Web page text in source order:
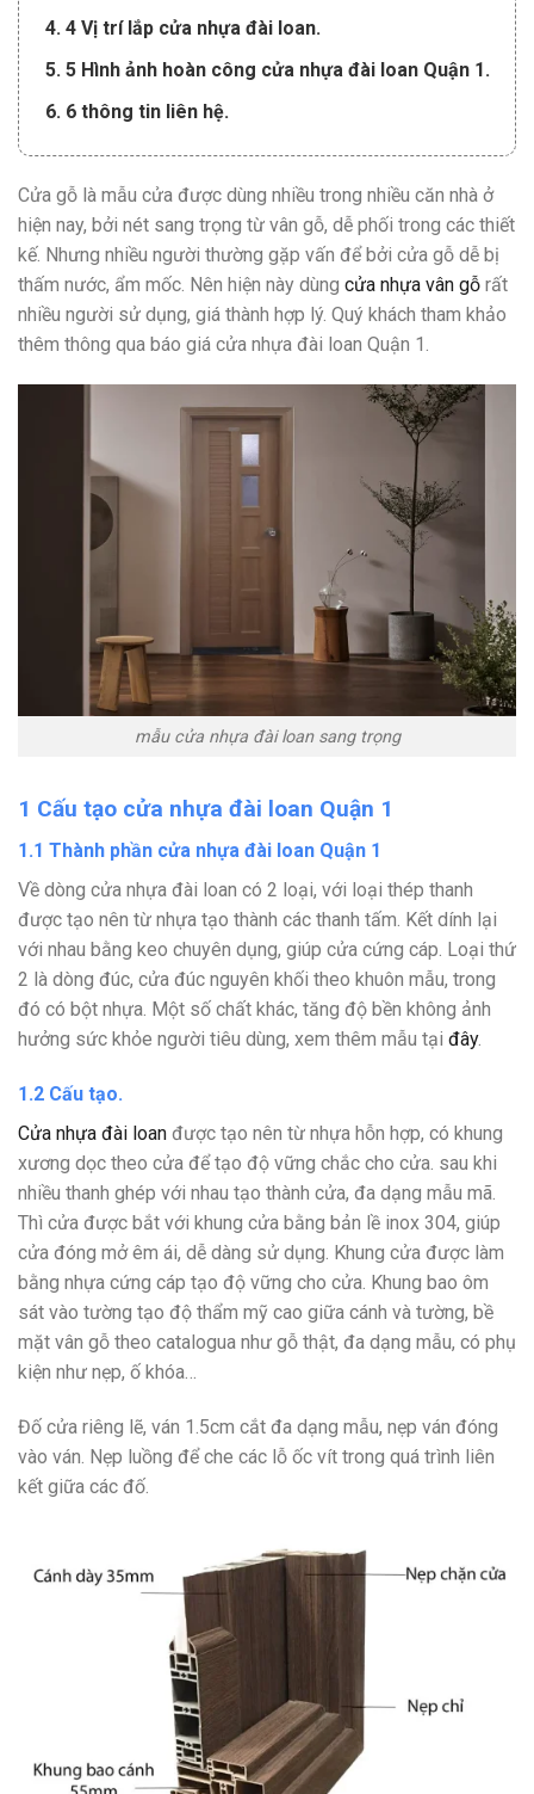
4. 4 Vị trí lắp cửa nhựa đài loan.
5. 5 Hình ảnh hoàn công cửa nhựa đài loan Quận 1.
6. 6 thông tin liên hệ.
Cửa gỗ là mẫu cửa được dùng nhiều trong nhiều căn nhà ở
hiện nay, bởi nét sang trọng từ vân gỗ, dễ phối trong các thiết
kế. Nhưng nhiều người thường gặp vấn để bởi cửa gỗ dễ bị
thấm nước, ẩm mốc. Nên hiện này dùng cửa nhựa vân gỗ rất
nhiều người sử dụng, giá thành hợp lý. Quý khách tham khảo
thêm thông qua báo giá cửa nhựa đài loan Quận 1.
mẫu cửa nhựa đài loan sang trọng
1 Cấu tạo cửa nhựa đài loan Quận 1
1.1 Thành phần cửa nhựa đài loan Quận 1
Về dòng cửa nhựa đài loan có 2 loại, với loại thép thanh
được tạo nên từ nhựa tạo thành các thanh tấm. Kết dính lại
với nhau bằng keo chuyên dụng, giúp cửa cứng cáp. Loại thứ
2 là dòng đúc, cửa đúc nguyên khối theo khuôn mẫu, trong
đó có bột nhựa. Một số chất khác, tăng độ bền không ảnh
hưởng sức khỏe người tiêu dùng, xem thêm mẫu tại đây.
1.2 Cấu tạo.
Cửa nhựa đài loan được tạo nên từ nhựa hỗn hợp, có khung
xương dọc theo cửa để tạo độ vững chắc cho cửa. sau khi
nhiều thanh ghép với nhau tạo thành cửa, đa dạng mẫu mã.
Thì cửa được bắt với khung cửa bằng bản lề inox 304, giúp
cửa đóng mở êm ái, dễ dàng sử dụng. Khung cửa được làm
bằng nhựa cứng cáp tạo độ vững cho cửa. Khung bao ôm
sát vào tường tạo độ thẩm mỹ cao giữa cánh và tường, bề
mặt vân gỗ theo catalogua như gỗ thật, đa dạng mẫu, có phụ
kiện như nẹp, ố khóa…
Đố cửa riêng lẽ, ván 1.5cm cắt đa dạng mẫu, nẹp ván đóng
vào ván. Nẹp luồng để che các lỗ ốc vít trong quá trình liên
kết giữa các đố.